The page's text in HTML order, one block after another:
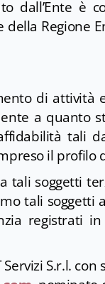
dall’Ente è
Regione
di
a quanto
tali
il profilo
tali soggetti
tali soggetti
registrati in
S.r.l. con